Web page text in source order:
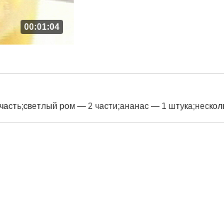
00:01:04
ром — 2 части;ананас — 1